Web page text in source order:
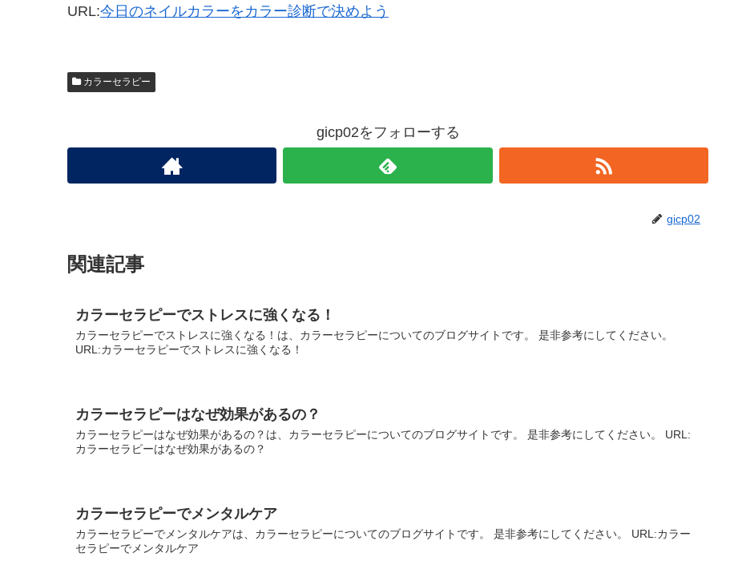
URL:今日のネイルカラーをカラー診断で決めよう
カラーセラピー
gicp02をフォローする
gicp02
関連記事
カラーセラピーでストレスに強くなる！
カラーセラピーでストレスに強くなる！は、カラーセラピーについてのブログサイトです。 是非参考にしてください。
URL:カラーセラピーでストレスに強くなる！
カラーセラピーはなぜ効果があるの？
カラーセラピーはなぜ効果があるの？は、カラーセラピーについてのブログサイトです。 是非参考にしてください。 URL:
カラーセラピーはなぜ効果があるの？
カラーセラピーでメンタルケア
カラーセラピーでメンタルケアは、カラーセラピーについてのブログサイトです。 是非参考にしてください。 URL:カラー
セラピーでメンタルケア